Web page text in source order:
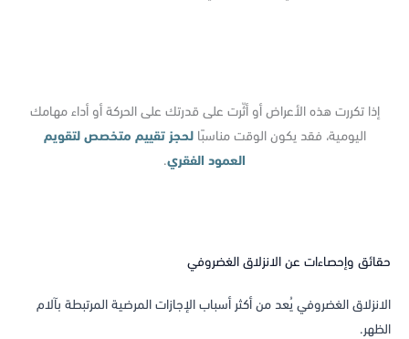
إذا تكررت هذه الأعراض أو أثّرت على قدرتك على الحركة أو أداء مهامك
اليومية، فقد يكون الوقت مناسبًالحجز تقييم متخصص لتقويم
العمود الفقري.
حقائق وإحصاءات عن الانزلاق الغضروفي
الانزلاق الغضروفي يُعد من أكثر أسباب الإجازات المرضية المرتبطة بآلام
الظهر.